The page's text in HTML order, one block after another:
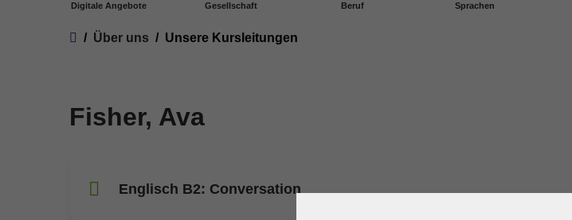
Digitale Angebote Gesellschaft Beruf Sprachen
You are here:
Über uns Unsere Kursleitungen
Fisher, Ava
Englisch B2: Conversation